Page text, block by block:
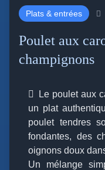
Plats & entrées
Poulet aux
champignons
Le poulet aux
un plat
poulet tendres
fondantes, des
oignons doux
Un mélange